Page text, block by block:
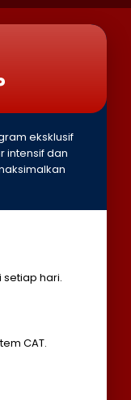
eksklusif
intensif dan
setiap hari.
CAT.